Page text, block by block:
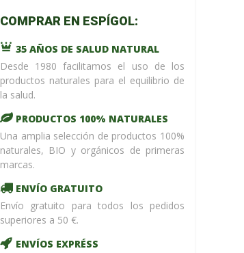
/home/upntonvr/
codeon
line 59
¡ %Dto !
COMPRAR EN ESPÍGOL:
35 AÑOS DE SALUD NATURAL
Desde 1980 facilitamos el uso de los
productos naturales para el equilibrio de
la salud.
PRODUCTOS 100% NATURALES
Una amplia selección de productos 100%
naturales, BIO y orgánicos de primeras
marcas.
ENVÍO GRATUITO
Envío gratuito para todos los pedidos
superiores a 50 €.
ENVÍOS EXPRÉSS